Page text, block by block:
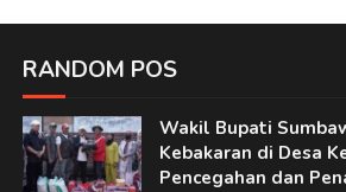
RANDOM POS
Wakil Bupati
Kebakaran di Desa
Pencegahan dan